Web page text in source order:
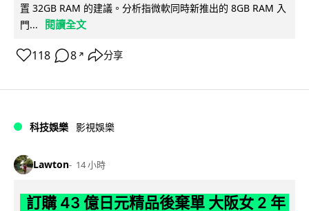
置 32GB RAM 的建議。分析指微軟同時新推出的 8GB RAM 入
門...
閱讀全文
118 8 ↗ 分享
科技娛樂 影視娛樂
Lawton 14 小時
訂購 43 億日元精品後棄單 大阪女 2 年